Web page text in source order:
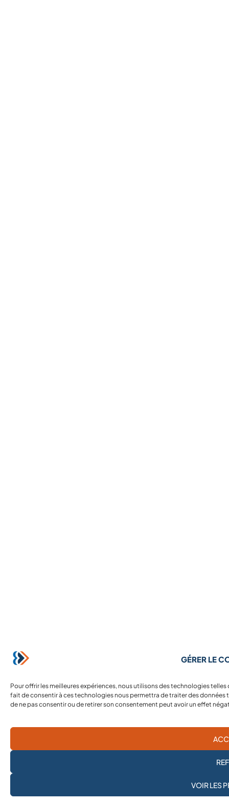
GÉRER LE
Pour offrir les meilleures expériences, nous utilisons des technologies
fait de consentir à ces technologies nous permettra de traiter des
de ne pas consentir ou de retirer son consentement peut avoir un effet
VOIR LES